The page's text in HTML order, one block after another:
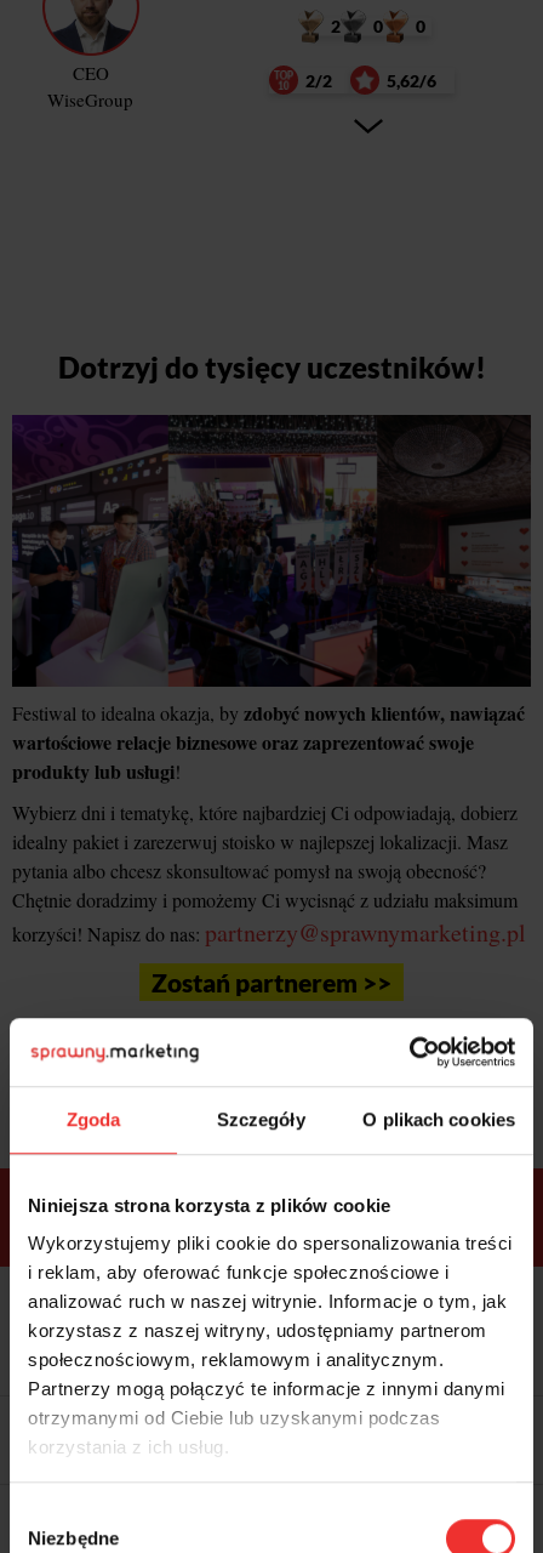
Zgoda Szczegóły O plikach cookies
Niniejsza strona korzysta z plików cookie
Wykorzystujemy pliki cookie do spersonalizowania treści
i reklam, aby oferować funkcje społecznościowe i
analizować ruch w naszej witrynie. Informacje o tym, jak
korzystasz z naszej witryny, udostępniamy partnerom
społecznościowym, reklamowym i analitycznym.
Partnerzy mogą połączyć te informacje z innymi danymi
otrzymanymi od Ciebie lub uzyskanymi podczas
korzystania z ich usług.
zgody
Niezbędne
CEO
WiseGroup
2 0 0
2/2 5,62/6
Dotrzyj do tysięcy uczestników!
Festiwal to idealna okazja, by zdobyć nowych klientów, nawiązać
wartościowe relacje biznesowe oraz zaprezentować swoje
produkty lub usługi!
Wybierz dni i tematykę, które najbardziej Ci odpowiadają, dobierz
idealny pakiet i zarezerwuj stoisko w najlepszej lokalizacji. Masz
pytania albo chcesz skonsultować pomysł na swoją obecność?
Chętnie doradzimy i pomożemy Ci wycisnąć z udziału maksimum
korzyści! Napisz do nas: partnerzy@sprawnymarketing.pl
Zostań partnerem >>
Sprawdź bonusyi wybierz bilet
ramach
pakietów
VIP Premium
Kolacja z prelegentami i before
party (Hotel Sheraton, 27.10) tylko
wbilecie ALLPASS VIP
Dostępne
tylko w
bilecie
ALLPASS
VIP
Dedykowana strefa VIP z
możliwością networkingu z
prelegentami i wystawcami w
WARTOŚĆ: 1970 zł